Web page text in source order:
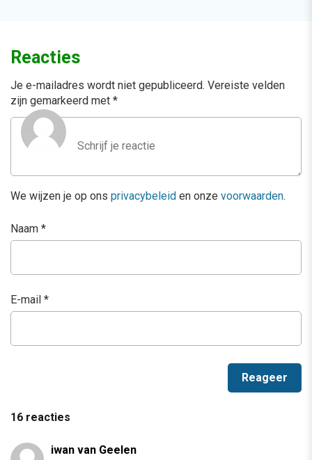
Reacties
Je e-mailadres wordt niet gepubliceerd. Vereiste velden
zijn gemarkeerd met *
We wijzen je op ons privacybeleid en onze voorwaarden.
Naam *
E-mail *
16 reacties
iwan van Geelen